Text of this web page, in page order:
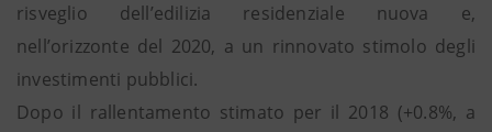
risveglio dell’edilizia residenziale nuova e,
nell’orizzonte del 2020, a un rinnovato stimolo degli
investimenti pubblici.
Dopo il rallentamento stimato per il 2018 (+0.8%, a